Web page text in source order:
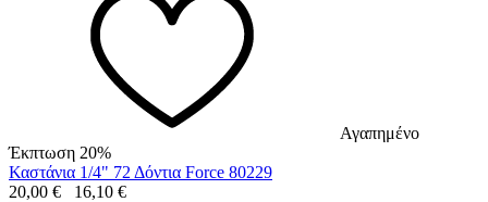
Αγαπημένο
Έκπτωση 20%
Καστάνια 1/4" 72 Δόντια Force 80229
20,00 € 16,10 €